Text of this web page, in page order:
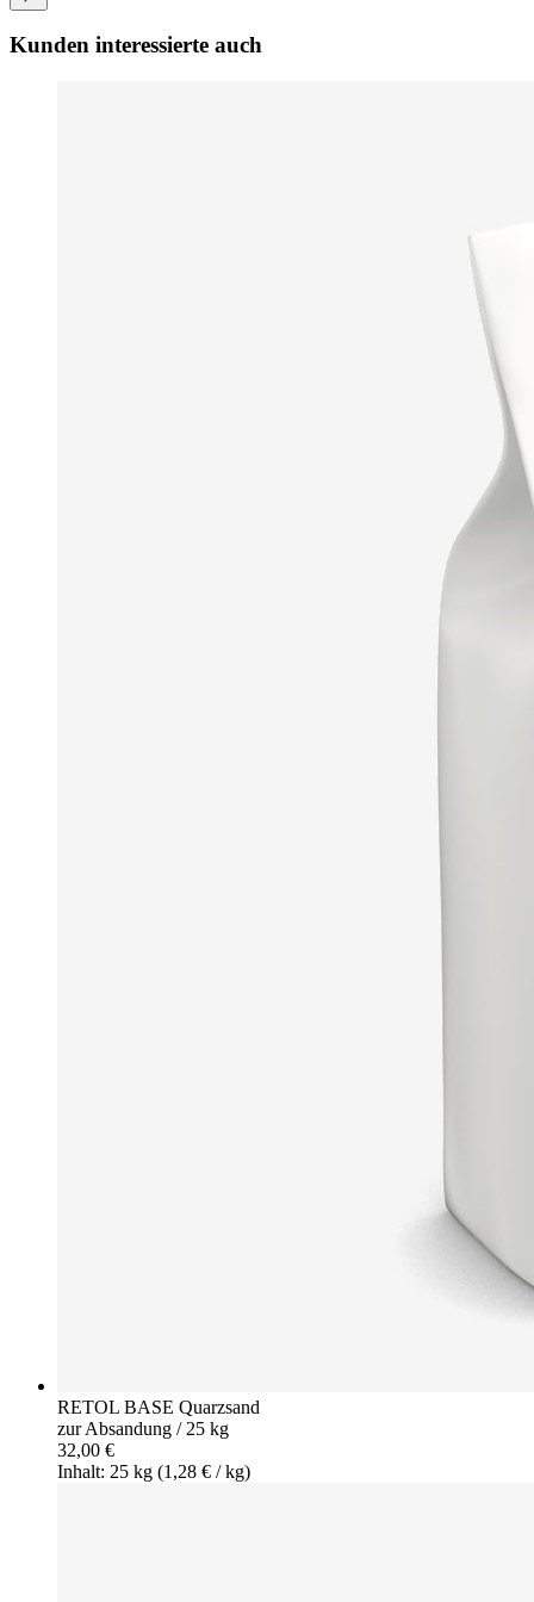
Kunden interessierte auch
RETOL BASE Quarzsand
zur Absandung / 25 kg
32,00 €
Inhalt: 25 kg (1,28 € / kg)